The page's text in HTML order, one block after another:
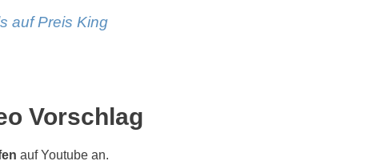
auf Preis King
Vorschlag
auf Youtube an.